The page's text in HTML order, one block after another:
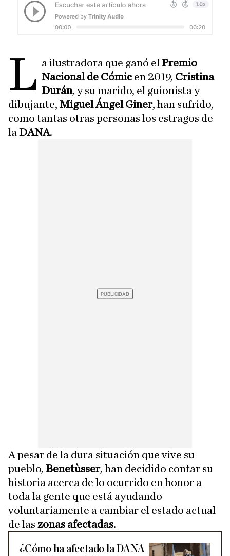
L a ilustradora que ganó elPremio
Nacional de Cómicen 2019, Cristina
Durán, y su marido, el guionista y
dibujante, Miguel Ángel Giner, han sufrido,
como tantas otras personas los estragos de
la DANA.
A pesar de la dura situación que vive su
pueblo, Benetùsser, han decidido contar su
historia acerca de lo ocurrido en honor a
toda la gente que está ayudando
voluntariamente a cambiar el estado actual
de las zonas afectadas.
¿Cómo ha afectado la DANA